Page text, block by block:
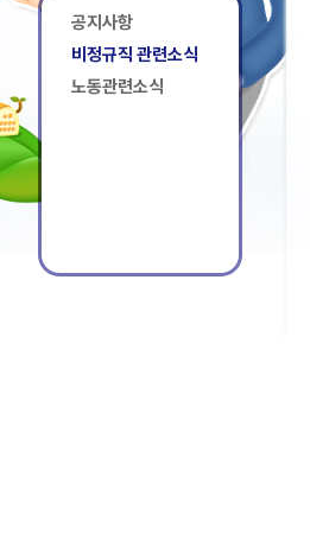
공지사항
비정규직 관련소식
노동관련소식